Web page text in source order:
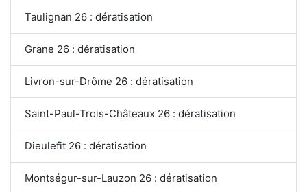
Taulignan 26 : dératisation
Grane 26 : dératisation
Livron-sur-Drôme 26 : dératisation
Saint-Paul-Trois-Châteaux 26 : dératisation
Dieulefit 26 : dératisation
Montségur-sur-Lauzon 26 : dératisation